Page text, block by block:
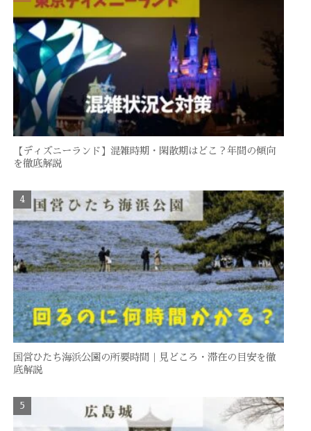
【ディズニーランド】混雑時期・閑散期はどこ？年間の傾向
を徹底解説
国営ひたち海浜公園の所要時間｜見どころ・滞在の目安を徹
底解説